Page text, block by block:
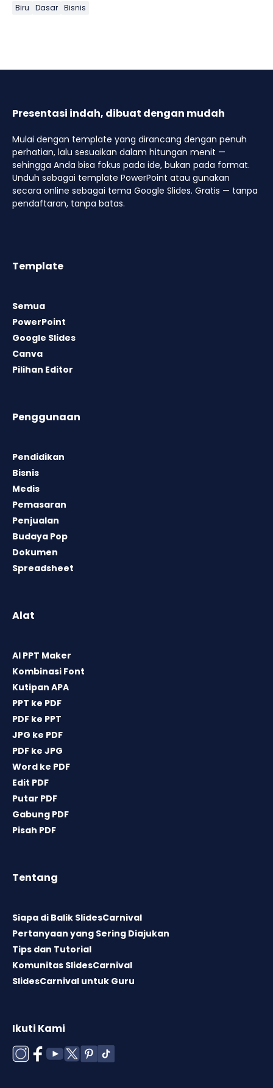
Biru Dasar Bisnis
Presentasi indah, dibuat dengan mudah
Mulai dengan template yang dirancang dengan penuh
perhatian, lalu sesuaikan dalam hitungan menit —
sehingga Anda bisa fokus pada ide, bukan pada format.
Unduh sebagai template PowerPoint atau gunakan
secara online sebagai tema Google Slides. Gratis — tanpa
pendaftaran, tanpa batas.
Template
Semua
PowerPoint
Google Slides
Canva
Pilihan Editor
Penggunaan
Pendidikan
Bisnis
Medis
Pemasaran
Penjualan
Budaya Pop
Dokumen
Spreadsheet
Alat
AI PPT Maker
Kombinasi Font
Kutipan APA
PPT ke PDF
PDF ke PPT
JPG ke PDF
PDF ke JPG
Word ke PDF
Edit PDF
Putar PDF
Gabung PDF
Pisah PDF
Tentang
Siapa di Balik SlidesCarnival
Pertanyaan yang Sering Diajukan
Tips dan Tutorial
Komunitas SlidesCarnival
SlidesCarnival untuk Guru
Ikuti Kami